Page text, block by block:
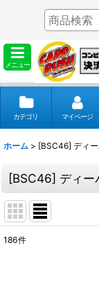
メニュー
カテゴリ マイページ
ホーム > [BSC46] ディ
[BSC46] ディー
186件